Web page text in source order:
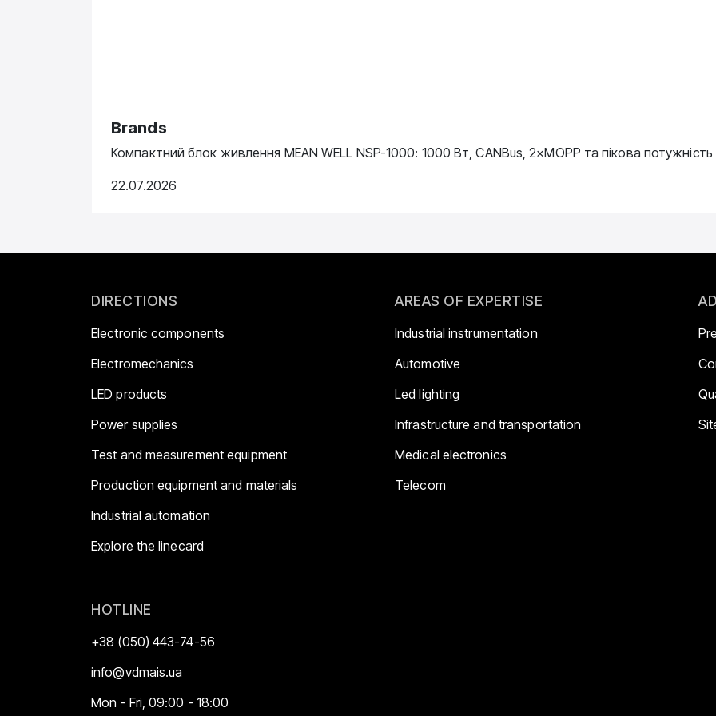
Brands
Компактний блок живлення MEAN WELL NSP-1000: 1000 Вт, CANBus, 2×MOPP та пікова потужність
22.07.2026
DIRECTIONS
Electronic components
Electromechanics
LED products
Power supplies
Test and measurement equipment
Production equipment and materials
Industrial automation
Explore the linecard
AREAS OF EXPERTISE
Industrial instrumentation
Automotive
Led lighting
Infrastructure and transportation
Medical electronics
Telecom
HOTLINE
+38 (050) 443-74-56
info@vdmais.ua
Mon - Fri, 09:00 - 18:00